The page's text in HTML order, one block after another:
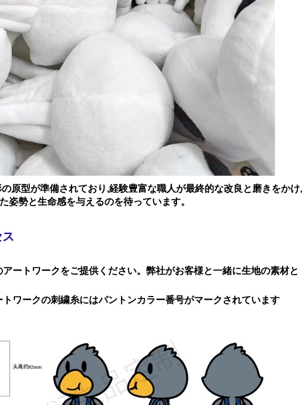
原型が準備されており,経験豊富な職人が最終的な改良と磨きをかけ,
姿勢と生命感を与えるのを待っています。
アートワークをご提供ください。弊社がお客様と一緒に生地の素材と
ワークの刺繍糸にはパントンカラー番号がマークされています